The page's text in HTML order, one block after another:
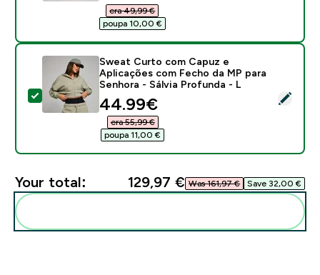
era 49,99 €‎
poupa 10,00 €‎
Select this product - Sweat Curto com Capuz e
Sweat Curto com Capuz e
Aplicações com Fecho da MP para
Senhora - Sálvia Profunda - L
discounted price
44.99€‎
era 55,99 €‎
poupa 11,00 €‎
Your total: 129,97 €‎ Was 161,97 €‎ Save 32,00 €‎